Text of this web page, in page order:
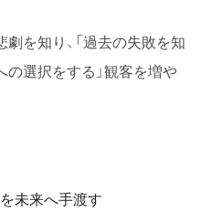
を知り、「過去の失敗を知
の選択をする」観客を増や
未来へ手渡す